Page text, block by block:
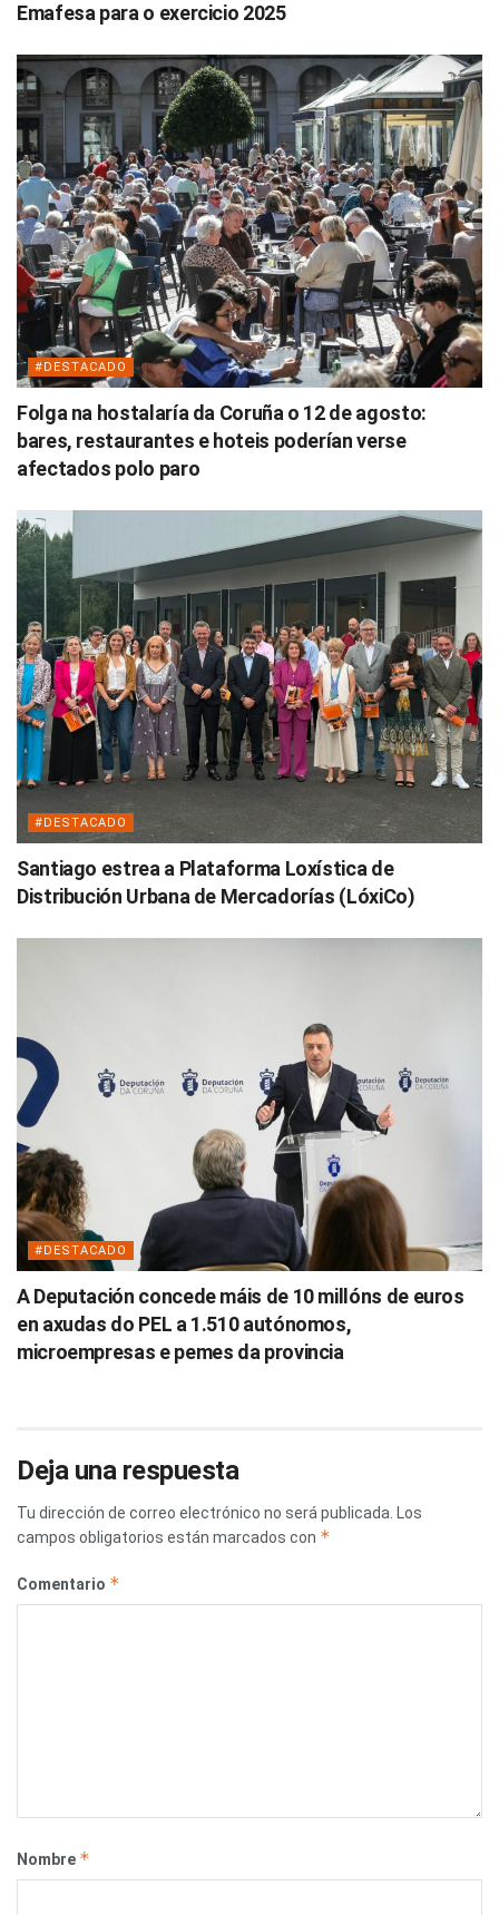
Emafesa para o exercicio 2025
#DESTACADO
Folga na hostalaría da Coruña o 12 de agosto:
bares, restaurantes e hoteis poderían verse
afectados polo paro
#DESTACADO
Santiago estrea a Plataforma Loxística de
Distribución Urbana de Mercadorías (LóxiCo)
#DESTACADO
A Deputación concede máis de 10 millóns de euros
en axudas do PEL a 1.510 autónomos,
microempresas e pemes da provincia
Deja una respuesta
Tu dirección de correo electrónico no será publicada.
Los
campos obligatorios están marcados con *
Comentario *
Nombre *